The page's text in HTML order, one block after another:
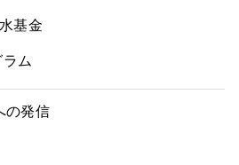
基金
ム
の発信